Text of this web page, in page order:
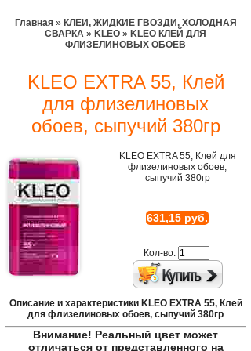
Главная» КЛЕИ, ЖИДКИЕ ГВОЗДИ, ХОЛОДНАЯ
СВАРКА » KLEO » KLEO КЛЕЙ ДЛЯ
ФЛИЗЕЛИНОВЫХ ОБОЕВ
KLEO EXTRA 55, Клей
для флизелиновых
обоев, сыпучий 380гр
KLEO EXTRA 55, Клей для
флизелиновых обоев,
сыпучий 380гр
631,15 руб.
Кол-во:
Описание и характеристики KLEO EXTRA 55, Клей
для флизелиновых обоев, сыпучий 380гр
Внимание! Реальный цвет может
отличаться от представленного на